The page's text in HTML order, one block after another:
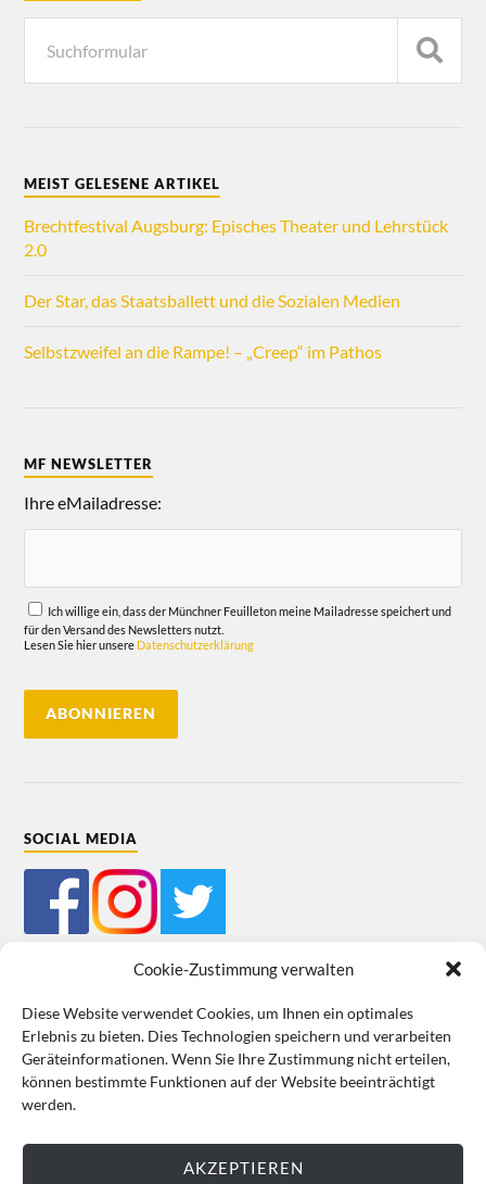
Cookie-Zustimmung verwalten
Diese Website verwendet Cookies, um Ihnen ein optimales
Erlebnis zu bieten. Dies Technologien speichern und verarbeiten
Geräteinformationen. Wenn Sie Ihre Zustimmung nicht erteilen,
können bestimmte Funktionen auf der Website beeinträchtigt
werden.
AKZEPTIEREN
MEIST GELESENE ARTIKEL
Brechtfestival Augsburg: Episches Theater und Lehrstück
2.0
Der Star, das Staatsballett und die Sozialen Medien
Selbstzweifel an die Rampe! – „Creep“ im Pathos
MF NEWSLETTER
Ihre eMailadresse:
Ich willige ein, dass der Münchner Feuilleton meine Mailadresse speichert und
für den Versand des Newsletters nutzt.
Lesen Sie hier unsere Datenschutzerklärung
SOCIAL MEDIA
Mein Bestellkonto Kundeninformationen Datenschutz
Cookie-Richtlinie (EU) Impressum
VERTRAG WIDERRUFEN